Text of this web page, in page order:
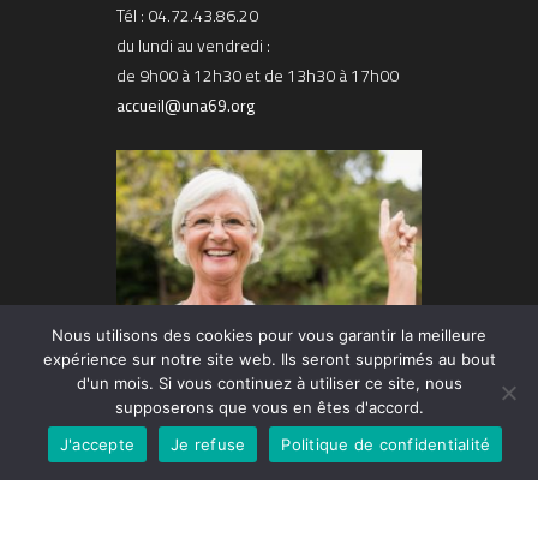
Tél : 04.72.43.86.20
du lundi au vendredi :
de 9h00 à 12h30 et de 13h30 à 17h00
accueil@una69.org
Nous utilisons des cookies pour vous garantir la meilleure
expérience sur notre site web. Ils seront supprimés au bout
d'un mois. Si vous continuez à utiliser ce site, nous
supposerons que vous en êtes d'accord.
J'accepte
Je refuse Politique de confidentialité